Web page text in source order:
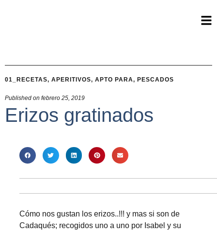
01_RECETAS, APERITIVOS, APTO PARA, PESCADOS
Published on febrero 25, 2019
Erizos gratinados
Cómo nos gustan los erizos..!!! y mas si son de
Cadaqués; recogidos uno a uno por Isabel y su